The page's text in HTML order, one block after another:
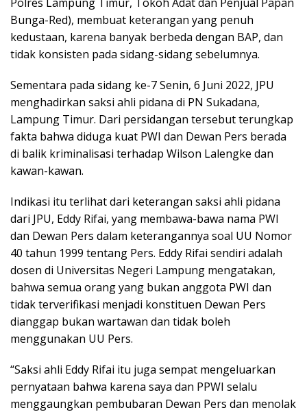
Bunga-Red), membuat keterangan yang penuh
kedustaan, karena banyak berbeda dengan BAP, dan
tidak konsisten pada sidang-sidang sebelumnya.
Sementara pada sidang ke-7 Senin, 6 Juni 2022, JPU
menghadirkan saksi ahli pidana di PN Sukadana,
Lampung Timur. Dari persidangan tersebut terungkap
fakta bahwa diduga kuat PWI dan Dewan Pers berada
di balik kriminalisasi terhadap Wilson Lalengke dan
kawan-kawan.
Indikasi itu terlihat dari keterangan saksi ahli pidana
dari JPU, Eddy Rifai, yang membawa-bawa nama PWI
dan Dewan Pers dalam keterangannya soal UU Nomor
40 tahun 1999 tentang Pers. Eddy Rifai sendiri adalah
dosen di Universitas Negeri Lampung mengatakan,
bahwa semua orang yang bukan anggota PWI dan
tidak terverifikasi menjadi konstituen Dewan Pers
dianggap bukan wartawan dan tidak boleh
menggunakan UU Pers.
“Saksi ahli Eddy Rifai itu juga sempat mengeluarkan
pernyataan bahwa karena saya dan PPWI selalu
menggaungkan pembubaran Dewan Pers dan menolak